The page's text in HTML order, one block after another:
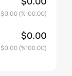
$0.00(%100.00)
$0.00
$0.00(%100.00)